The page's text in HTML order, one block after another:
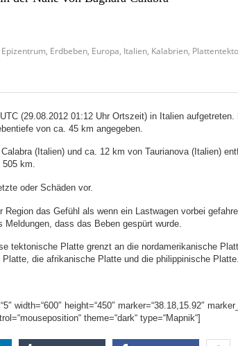
Epizentrum Erdbeben Europa Italien Kalabrien
(29.08.2012 01:12 Uhr Ortszeit) in Italien aufgetreten.
von ca. 45 km angegeben.
(Italien) und ca. 12 km von Taurianova (Italien)
505 km.
oder Schäden vor.
das Gefühl als wenn ein Lastwagen vorbei
dass das Beben gespürt wurde.
tektonische Platte grenzt an die nordamerikanische
die afrikanische Platte und die philippinische Platte.
width=“600″ height=“450″ marker=“38.18,15.92″
theme=“dark“ type=“Mapnik“]